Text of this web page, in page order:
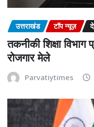
उत्तराखंड टॉप न्यूज़
तकनीकी शिक्षा
रोजगार मेले
Parvatiytimes